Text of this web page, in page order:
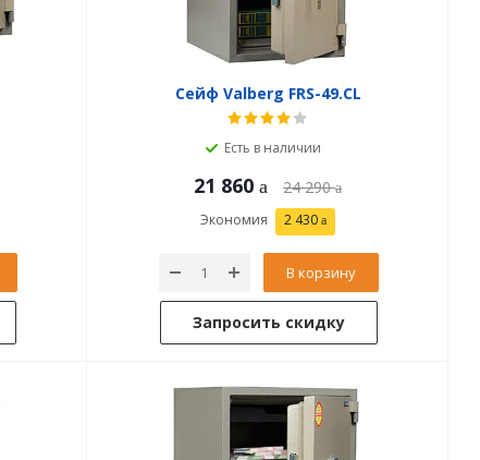
Сейф Valberg FRS-49.CL
Есть в наличии
21 860 24 290
Экономия 2 430
В корзину
Запросить скидку